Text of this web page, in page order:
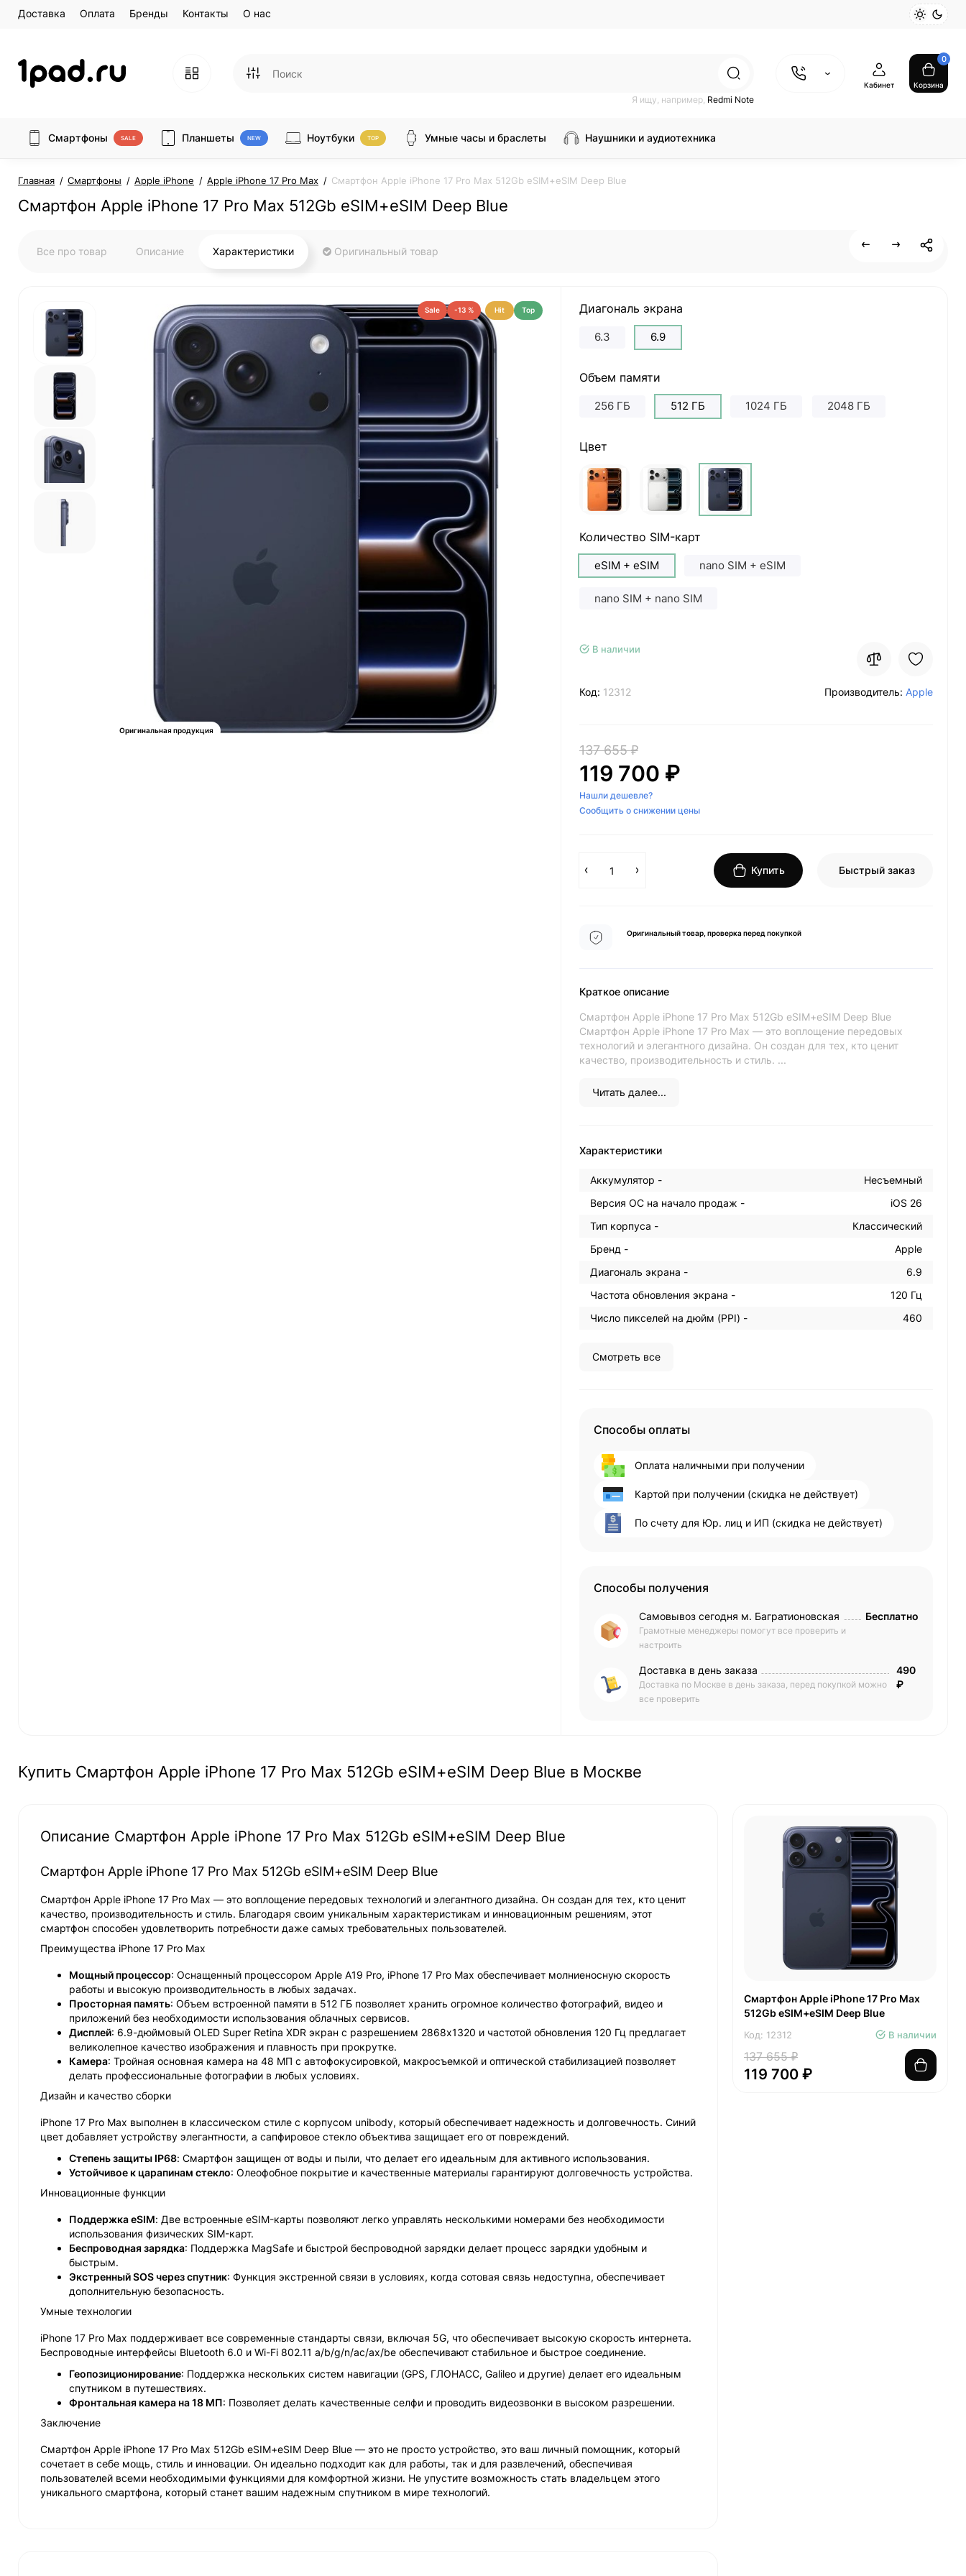
Доставка Оплата Бренды Контакты О нас
Я ищу, например, Redmi Note
Кабинет
0
Корзина
Смартфоны SALE Планшеты NEW Ноутбуки TOP Умные часы и браслеты Наушники и аудиотехника
Главная Смартфоны Apple iPhone Apple iPhone 17 Pro Max Смартфон Apple iPhone 17 Pro Max 512Gb eSIM+eSIM Deep Blue
Смартфон Apple iPhone 17 Pro Max 512Gb eSIM+eSIM Deep Blue
Все про товар Описание Характеристики Оригинальный товар
Sale -13 % Hit Top
Оригинальная продукция
Диагональ экрана
6.3 6.9
Объем памяти
256 ГБ 512 ГБ 1024 ГБ 2048 ГБ
Цвет
Количество SIM-карт
eSIM + eSIM nano SIM + eSIM
nano SIM + nano SIM
В наличии
Код: 12312 Производитель: Apple
137 655 ₽
119 700 ₽
Нашли дешевле?
Сообщить о снижении цены
Купить Быстрый заказ
Оригинальный товар, проверка перед покупкой
Краткое описание
Смартфон Apple iPhone 17 Pro Max 512Gb eSIM+eSIM Deep Blue
Смартфон Apple iPhone 17 Pro Max — это воплощение передовых
технологий и элегантного дизайна. Он создан для тех, кто ценит
качество, производительность и стиль. ...
Читать далее...
Характеристики
Аккумулятор -
Несъемный
Версия ОС на начало продаж -
iOS 26
Тип корпуса -
Классический
Бренд -
Apple
Диагональ экрана -
6.9
Частота обновления экрана -
120 Гц
Число пикселей на дюйм (PPI) -
460
Смотреть все
Способы оплаты
Оплата наличными при получении
Картой при получении (скидка не действует)
По счету для Юр. лиц и ИП (скидка не действует)
Способы получения
Самовывоз сегодня м. Багратионовская
Грамотные менеджеры помогут все проверить и
настроить
Бесплатно
Доставка в день заказа
Доставка по Москве в день заказа, перед покупкой можно
все проверить
490
₽
Купить Смартфон Apple iPhone 17 Pro Max 512Gb eSIM+eSIM Deep Blue в Москве
Описание Смартфон Apple iPhone 17 Pro Max 512Gb eSIM+eSIM Deep Blue
Смартфон Apple iPhone 17 Pro Max 512Gb eSIM+eSIM Deep Blue
Смартфон Apple iPhone 17 Pro Max — это воплощение передовых технологий и элегантного дизайна. Он создан для тех, кто ценит
качество, производительность и стиль. Благодаря своим уникальным характеристикам и инновационным решениям, этот
смартфон способен удовлетворить потребности даже самых требовательных пользователей.
Преимущества iPhone 17 Pro Max
Мощный процессор: Оснащенный процессором Apple A19 Pro, iPhone 17 Pro Max обеспечивает молниеносную скорость
работы и высокую производительность в любых задачах.
Просторная память: Объем встроенной памяти в 512 ГБ позволяет хранить огромное количество фотографий, видео и
приложений без необходимости использования облачных сервисов.
Дисплей: 6.9-дюймовый OLED Super Retina XDR экран с разрешением 2868x1320 и частотой обновления 120 Гц предлагает
великолепное качество изображения и плавность при прокрутке.
Камера: Тройная основная камера на 48 МП с автофокусировкой, макросъемкой и оптической стабилизацией позволяет
делать профессиональные фотографии в любых условиях.
Дизайн и качество сборки
iPhone 17 Pro Max выполнен в классическом стиле с корпусом unibody, который обеспечивает надежность и долговечность. Синий
цвет добавляет устройству элегантности, а сапфировое стекло объектива защищает его от повреждений.
Степень защиты IP68: Смартфон защищен от воды и пыли, что делает его идеальным для активного использования.
Устойчивое к царапинам стекло: Олеофобное покрытие и качественные материалы гарантируют долговечность устройства.
Инновационные функции
Поддержка eSIM: Две встроенные eSIM-карты позволяют легко управлять несколькими номерами без необходимости
использования физических SIM-карт.
Беспроводная зарядка: Поддержка MagSafe и быстрой беспроводной зарядки делает процесс зарядки удобным и
быстрым.
Экстренный SOS через спутник: Функция экстренной связи в условиях, когда сотовая связь недоступна, обеспечивает
дополнительную безопасность.
Умные технологии
iPhone 17 Pro Max поддерживает все современные стандарты связи, включая 5G, что обеспечивает высокую скорость интернета.
Беспроводные интерфейсы Bluetooth 6.0 и Wi-Fi 802.11 a/b/g/n/ac/ax/be обеспечивают стабильное и быстрое соединение.
Геопозиционирование: Поддержка нескольких систем навигации (GPS, ГЛОНАСС, Galileo и другие) делает его идеальным
спутником в путешествиях.
Фронтальная камера на 18 МП: Позволяет делать качественные селфи и проводить видеозвонки в высоком разрешении.
Заключение
Смартфон Apple iPhone 17 Pro Max 512Gb eSIM+eSIM Deep Blue — это не просто устройство, это ваш личный помощник, который
сочетает в себе мощь, стиль и инновации. Он идеально подходит как для работы, так и для развлечений, обеспечивая
пользователей всеми необходимыми функциями для комфортной жизни. Не упустите возможность стать владельцем этого
уникального смартфона, который станет вашим надежным спутником в мире технологий.
Смартфон Apple iPhone 17 Pro Max
512Gb eSIM+eSIM Deep Blue
Код: 12312 В наличии
137 655 ₽
119 700 ₽